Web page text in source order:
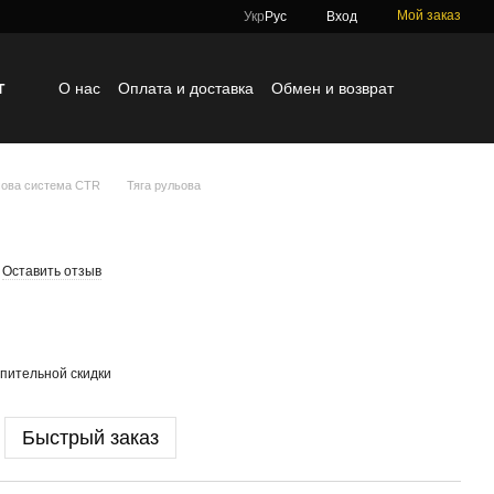
Укр Рус Вход Мой заказ
О нас Оплата и доставка
Обмен и возврат
система CTR Тяга рульова
Оставить отзыв
скидки
Быстрый заказ